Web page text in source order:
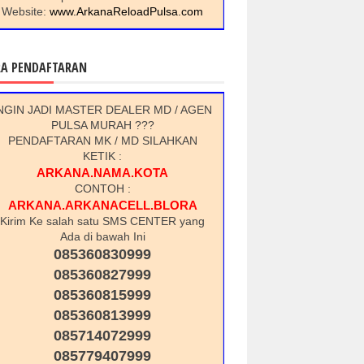
Website: www.ArkanaReloadPulsa.com
PENDAFTARAN
JADI MASTER DEALER MD / AGEN
PULSA MURAH ???
PENDAFTARAN MK / MD SILAHKAN
KETIK :
ARKANA.NAMA.KOTA
CONTOH :
ARKANA.ARKANACELL.BLORA
Kirim Ke salah satu SMS CENTER yang
Ada di bawah Ini
085360830999
085360827999
085360815999
085360813999
085714072999
085779407999